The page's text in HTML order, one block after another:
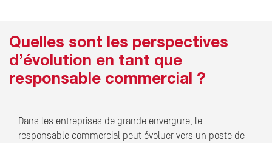
Quelles sont les perspectives
d’évolution en tant que
responsable commercial ?
Dans les entreprises de grande envergure, le
responsable commercial peut évoluer vers un poste de